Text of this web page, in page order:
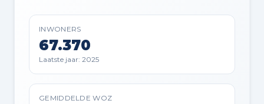
INWONERS
67.370
Laatste jaar: 2025
GEMIDDELDE WOZ